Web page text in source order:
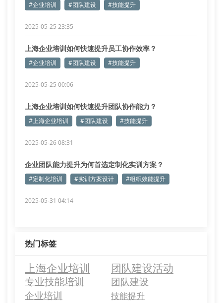
#企业培训 #团队建设 #技能提升
2025-05-25 23:35
上海企业培训如何快速提升员工协作效率？
#企业培训 #团队建设 #技能提升
2025-05-25 00:06
上海企业培训如何快速提升团队协作能力？
#上海企业培训 #团队建设 #技能提升
2025-05-26 08:31
企业团队能力提升为何首选定制化实训方案？
#定制化培训 #实训方案设计 #组织效能提升
2025-05-31 04:14
热门标签
上海企业培训 团队建设活动
专业技能培训 团队建设
企业培训 技能提升